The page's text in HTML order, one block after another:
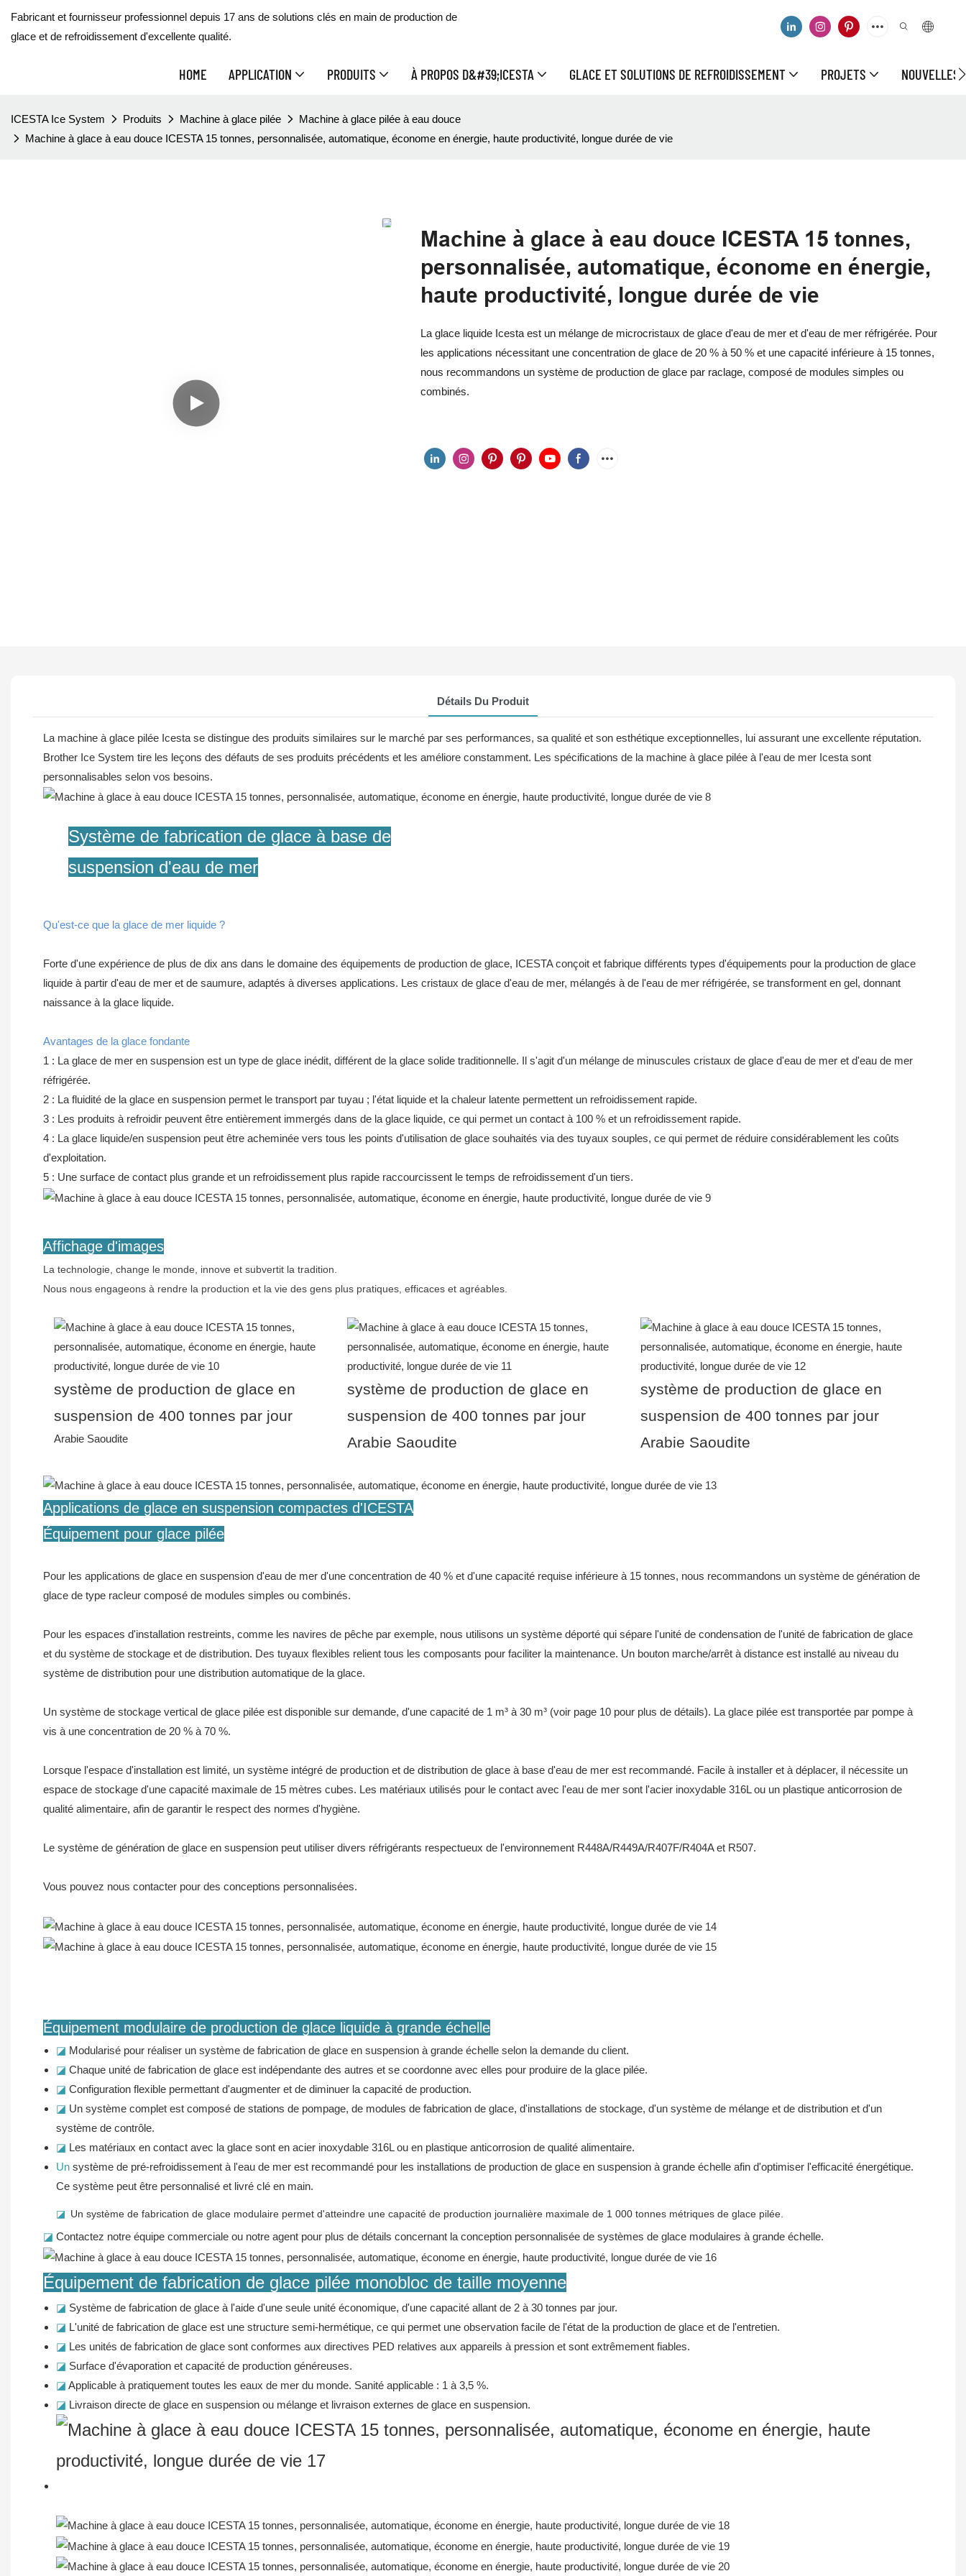
Fabricant et fournisseur professionnel depuis 17 ans de solutions clés en main de production de
glace et de refroidissement d'excellente qualité.
HOME APPLICATION PRODUITS À PROPOS D&#39;ICESTA GLACE ET SOLUTIONS DE REFROIDISSEMENT PROJETS NOUVELLES
ICESTA Ice System Produits Machine à glace pilée
Machine à glace pilée à eau douce
Machine à glace à eau douce ICESTA 15 tonnes, personnalisée, automatique, économe en énergie, haute productivité, longue durée de vie
Machine à glace à eau douce ICESTA 15 tonnes,
personnalisée, automatique, économe en énergie,
haute productivité, longue durée de vie
La glace liquide Icesta est un mélange de microcristaux de glace d'eau de mer et d'eau de mer réfrigérée. Pour
les applications nécessitant une concentration de glace de 20 % à 50 % et une capacité inférieure à 15 tonnes,
nous recommandons un système de production de glace par raclage, composé de modules simples ou
combinés.
Détails Du Produit
La machine à glace pilée Icesta se distingue des produits similaires sur le marché par ses performances, sa qualité et son esthétique exceptionnelles, lui assurant une excellente réputation.
Brother Ice System tire les leçons des défauts de ses produits précédents et les améliore constamment. Les spécifications de la machine à glace pilée à l'eau de mer Icesta sont
personnalisables selon vos besoins.
Système de fabrication de glace à base de
suspension d'eau de mer
Qu'est-ce que la glace de mer liquide ?
Forte d'une expérience de plus de dix ans dans le domaine des équipements de production de glace, ICESTA conçoit et fabrique différents types d'équipements pour la production de glace
liquide à partir d'eau de mer et de saumure, adaptés à diverses applications. Les cristaux de glace d'eau de mer, mélangés à de l'eau de mer réfrigérée, se transforment en gel, donnant
naissance à la glace liquide.
Avantages de la glace fondante
1 : La glace de mer en suspension est un type de glace inédit, différent de la glace solide traditionnelle. Il s'agit d'un mélange de minuscules cristaux de glace d'eau de mer et d'eau de mer
réfrigérée.
2 : La fluidité de la glace en suspension permet le transport par tuyau ; l'état liquide et la chaleur latente permettent un refroidissement rapide.
3 : Les produits à refroidir peuvent être entièrement immergés dans de la glace liquide, ce qui permet un contact à 100 % et un refroidissement rapide.
4 : La glace liquide/en suspension peut être acheminée vers tous les points d'utilisation de glace souhaités via des tuyaux souples, ce qui permet de réduire considérablement les coûts
d'exploitation.
5 : Une surface de contact plus grande et un refroidissement plus rapide raccourcissent le temps de refroidissement d'un tiers.
Affichage d'images
La technologie, change le monde, innove et subvertit la tradition.
Nous nous engageons à rendre la production et la vie des gens plus pratiques, efficaces et agréables.
système de production de glace en
suspension de 400 tonnes par jour
Arabie Saoudite
système de production de glace en
suspension de 400 tonnes par jour
Arabie Saoudite
système de production de glace en
suspension de 400 tonnes par jour
Arabie Saoudite
Applications de glace en suspension compactes d'ICESTA
Équipement pour glace pilée
Pour les applications de glace en suspension d'eau de mer d'une concentration de 40 % et d'une capacité requise inférieure à 15 tonnes, nous recommandons un système de génération de
glace de type racleur composé de modules simples ou combinés.
Pour les espaces d'installation restreints, comme les navires de pêche par exemple, nous utilisons un système déporté qui sépare l'unité de condensation de l'unité de fabrication de glace
et du système de stockage et de distribution. Des tuyaux flexibles relient tous les composants pour faciliter la maintenance. Un bouton marche/arrêt à distance est installé au niveau du
système de distribution pour une distribution automatique de la glace.
Un système de stockage vertical de glace pilée est disponible sur demande, d'une capacité de 1 m³ à 30 m³ (voir page 10 pour plus de détails). La glace pilée est transportée par pompe à
vis à une concentration de 20 % à 70 %.
Lorsque l'espace d'installation est limité, un système intégré de production et de distribution de glace à base d'eau de mer est recommandé. Facile à installer et à déplacer, il nécessite un
espace de stockage d'une capacité maximale de 15 mètres cubes. Les matériaux utilisés pour le contact avec l'eau de mer sont l'acier inoxydable 316L ou un plastique anticorrosion de
qualité alimentaire, afin de garantir le respect des normes d'hygiène.
Le système de génération de glace en suspension peut utiliser divers réfrigérants respectueux de l'environnement R448A/R449A/R407F/R404A et R507.
Vous pouvez nous contacter pour des conceptions personnalisées.
Équipement modulaire de production de glace liquide à grande échelle
◪ Modularisé pour réaliser un système de fabrication de glace en suspension à grande échelle selon la demande du client.
◪ Chaque unité de fabrication de glace est indépendante des autres et se coordonne avec elles pour produire de la glace pilée.
◪ Configuration flexible permettant d'augmenter et de diminuer la capacité de production.
◪ Un système complet est composé de stations de pompage, de modules de fabrication de glace, d'installations de stockage, d'un système de mélange et de distribution et d'un
système de contrôle.
◪ Les matériaux en contact avec la glace sont en acier inoxydable 316L ou en plastique anticorrosion de qualité alimentaire.
Un système de pré-refroidissement à l'eau de mer est recommandé pour les installations de production de glace en suspension à grande échelle afin d'optimiser l'efficacité énergétique.
Ce système peut être personnalisé et livré clé en main.
◪ Un système de fabrication de glace modulaire permet d'atteindre une capacité de production journalière maximale de 1 000 tonnes métriques de glace pilée.
◪ Contactez notre équipe commerciale ou notre agent pour plus de détails concernant la conception personnalisée de systèmes de glace modulaires à grande échelle.
Équipement de fabrication de glace pilée monobloc de taille moyenne
◪ Système de fabrication de glace à l'aide d'une seule unité économique, d'une capacité allant de 2 à 30 tonnes par jour.
◪ L'unité de fabrication de glace est une structure semi-hermétique, ce qui permet une observation facile de l'état de la production de glace et de l'entretien.
◪ Les unités de fabrication de glace sont conformes aux directives PED relatives aux appareils à pression et sont extrêmement fiables.
◪ Surface d'évaporation et capacité de production généreuses.
◪ Applicable à pratiquement toutes les eaux de mer du monde. Sanité applicable : 1 à 3,5 %.
◪ Livraison directe de glace en suspension ou mélange et livraison externes de glace en suspension.